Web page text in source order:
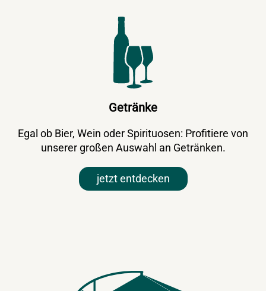
Getränke
Egal ob Bier, Wein oder Spirituosen: Profitiere von
unserer großen Auswahl an Getränken.
jetzt entdecken